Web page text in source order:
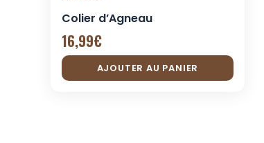
Colier d’Agneau
16,99€
AJOUTER AU PANIER